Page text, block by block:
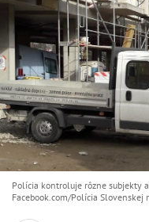
Polícia kontroluje rôzne subjekty
Facebook.com/Polícia Slovenskej